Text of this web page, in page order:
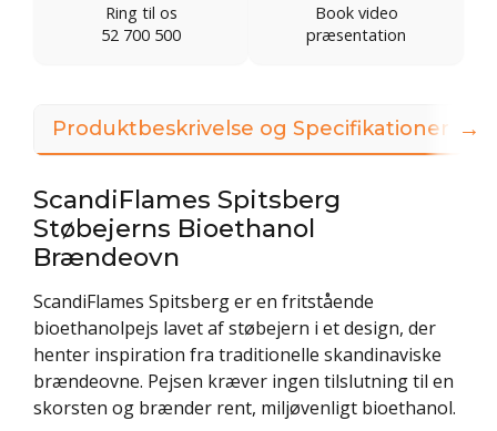
Ring til os
52 700 500
Book video
præsentation
Produktbeskrivelse og Specifikationer
ScandiFlames Spitsberg
Støbejerns Bioethanol
Brændeovn
ScandiFlames Spitsberg er en fritstående
bioethanolpejs lavet af støbejern i et design, der
henter inspiration fra traditionelle skandinaviske
brændeovne. Pejsen kræver ingen tilslutning til en
skorsten og brænder rent, miljøvenligt bioethanol.
→